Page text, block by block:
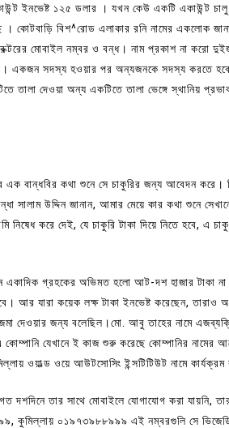
ইনভেষ্ট ১২৫ ডলার । যখন কেউ একটি একাউন্ট
কোটবাড়ি বিশ^রোড এলাকার রনি নামের একলোক
মোবাইল নম্বর ও বন্ধ। নাম প্রকাশ না করো
একজন সদস্য হওয়ার পর অন্যজনকে সদস্য করতে
তালা দেওয়া অন্য একটিতে তালা ভেঙ্গে স্থানিয়
এক বান্ধবির কথা শুনে সে চাকুরির জন্য আবেদন করে।
সালাম উদ্দিন জানান, আমার মেয়ে কার কথা শুনে
করে দেই, যে চাকুরি টাকা দিয়ে নিতে হবে, এ
গ্রহকের অভিমত হলো আট-দশ হাজার টাকা না
আর যারা কয়েক লক্ষ টাকা ইনভেষ্ট করেছেন, তারাও
দেওয়ার জন্য বলেছিল।মো. আবু তাহের নামে
যেখানে ই কাজ শুরু করেছে কোম্পানির নামের
ওয়াল্ড ওয়ে আউটসোসিং ইন্সটিটিউট নামে কার্যক্রম
তার সাথে মোবাইলে যোগাযোগ করা যায়নি,
কুমিল্লায় ০১৯৭৩৯৮৮৯৯৯ এই নম্বরগুলি সে ভিজেডিং